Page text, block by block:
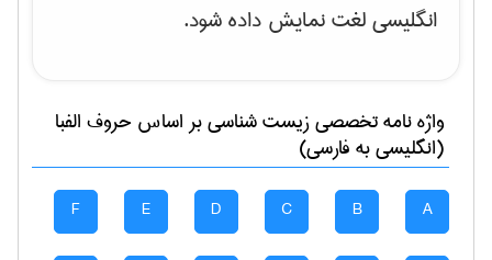
انگلیسی لغت نمایش داده شود.
واژه نامه تخصصیزيست شناسیبر اساس حروف الفبا
(انگلیسی به فارسی)
A
B
C
D
E
F